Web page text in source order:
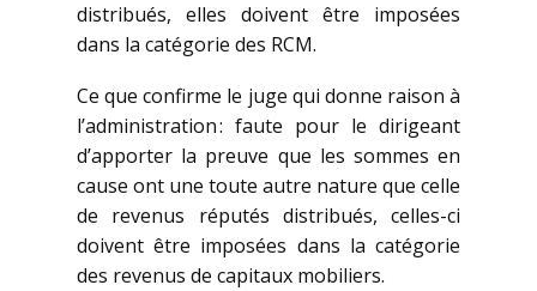
distribués, elles doivent être imposées
dans la catégorie des RCM.
Ce que confirme le juge qui donne raison à
l’administration : faute pour le dirigeant
d’apporter la preuve que les sommes en
cause ont une toute autre nature que celle
de revenus réputés distribués, celles-ci
doivent être imposées dans la catégorie
des revenus de capitaux mobiliers.